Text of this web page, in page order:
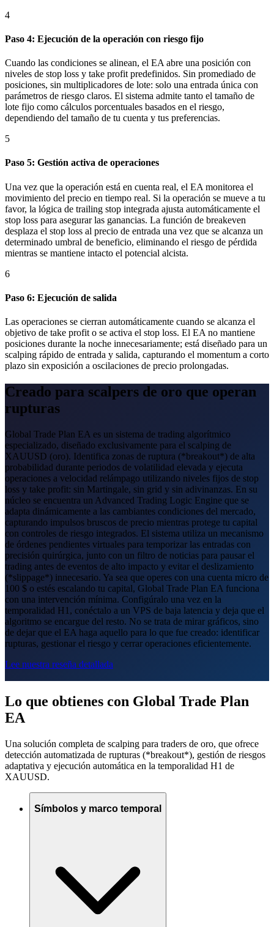
4
Paso 4: Ejecución de la operación con riesgo fijo
Cuando las condiciones se alinean, el EA abre una posición con
niveles de stop loss y take profit predefinidos. Sin promediado de
posiciones, sin multiplicadores de lote: solo una entrada única con
parámetros de riesgo claros. El sistema admite tanto el tamaño de
lote fijo como cálculos porcentuales basados en el riesgo,
dependiendo del tamaño de tu cuenta y tus preferencias.
5
Paso 5: Gestión activa de operaciones
Una vez que la operación está en cuenta real, el EA monitorea el
movimiento del precio en tiempo real. Si la operación se mueve a tu
favor, la lógica de trailing stop integrada ajusta automáticamente el
stop loss para asegurar las ganancias. La función de breakeven
desplaza el stop loss al precio de entrada una vez que se alcanza un
determinado umbral de beneficio, eliminando el riesgo de pérdida
mientras se mantiene intacto el potencial alcista.
6
Paso 6: Ejecución de salida
Las operaciones se cierran automáticamente cuando se alcanza el
objetivo de take profit o se activa el stop loss. El EA no mantiene
posiciones durante la noche innecesariamente; está diseñado para un
scalping rápido de entrada y salida, capturando el momentum a corto
plazo sin exposición a oscilaciones de precio prolongadas.
Creado para scalpers de oro que operan
rupturas
Global Trade Plan EA es un sistema de trading algorítmico
especializado, diseñado exclusivamente para el scalping de
XAUUSD (oro). Identifica zonas de ruptura (*breakout*) de alta
probabilidad durante periodos de volatilidad elevada y ejecuta
operaciones a velocidad relámpago utilizando niveles fijos de stop
loss y take profit: sin Martingale, sin grid y sin adivinanzas. En su
núcleo se encuentra un Advanced Trading Logic Engine que se
adapta dinámicamente a las cambiantes condiciones del mercado,
capturando impulsos bruscos de precio mientras protege tu capital
con controles de riesgo integrados. El sistema utiliza un mecanismo
de órdenes pendientes virtuales para temporizar las entradas con
precisión quirúrgica, junto con un filtro de noticias para pausar el
trading antes de eventos de alto impacto y evitar el deslizamiento
(*slippage*) innecesario. Ya sea que operes con una cuenta micro de
100 $ o estés escalando tu capital, Global Trade Plan EA funciona
con una intervención mínima. Configúralo una vez en la
temporalidad H1, conéctalo a un VPS de baja latencia y deja que el
algoritmo se encargue del resto. No se trata de mirar gráficos, sino
de dejar que el EA haga aquello para lo que fue creado: identificar
rupturas, gestionar el riesgo y cerrar operaciones eficientemente.
Lee nuestra reseña detallada
Lo que obtienes con Global Trade Plan
EA
Una solución completa de scalping para traders de oro, que ofrece
detección automatizada de rupturas (*breakout*), gestión de riesgos
adaptativa y ejecución automática en la temporalidad H1 de
XAUUSD.
Símbolos y marco temporal